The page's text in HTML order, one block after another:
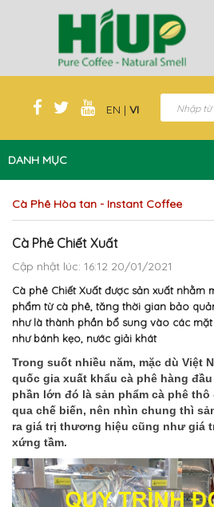
EN | VI
DANH MỤC
Cà Phê Hòa tan - Instant Coffee
Cà Phê Chiết Xuất
Cập nhật lúc: 16:12 20/01/2021
Cà phê Chiết Xuất được sản xuất nhằm
phẩm từ cà phê, tăng thời gian bảo
như là thành phần bổ sung vào các
như bánh kẹo, nước giải khát
Trong suốt nhiều năm, mặc dù Việt
quốc gia xuất khẩu cà phê hàng
phần lớn đó là sản phẩm cà phê
qua chế biến, nên nhìn chung thì
ra giá trị thương hiệu cũng như giá
xứng tầm.